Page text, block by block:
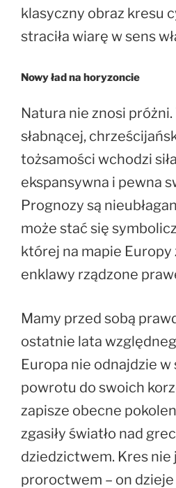
klasyczny obraz kresu
straciła wiarę w sens
Nowy ład na horyzoncie
Natura nie znosi
słabnącej,
tożsamości wchodzi
ekspansywna i pewna
Prognozy są
może stać się
której na mapie
enklawy rządzone
Mamy przed sobą
ostatnie lata
Europa nie odnajdzie w
powrotu do swoich
zapisze obecne
zgasiły światło nad
dziedzictwem. Kres nie
proroctwem – on dzieje